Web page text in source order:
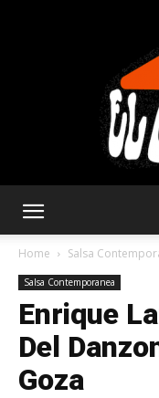
Home Salsa
Salsa Contemporanea
Enrique
Del
Goza